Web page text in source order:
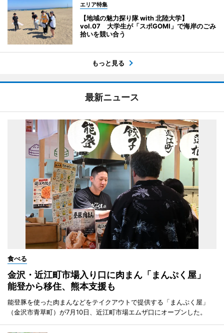
エリア特集
【地域の魅力探り隊 with 北陸大学】
vol.07 大学生が「スポGOMI」で海岸のごみ
拾いを競い合う
もっと見る
最新ニュース
食べる
金沢・近江町市場入り口に肉まん「まんぷく屋」
能登から移住、熊本支援も
能登豚を使った肉まんなどをテイクアウトで提供する「まんぷく屋」
（金沢市青草町）が7月10日、近江町市場エムザ口にオープンした。